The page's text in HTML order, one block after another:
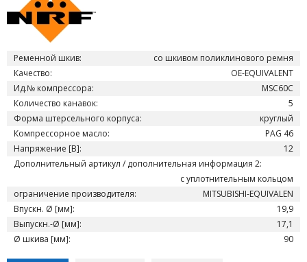
Ременной шкив:
со шкивом поликлинового ремня
Качество:
OE-EQUIVALENT
Ид.№ компрессора:
MSC60C
Количество канавок:
5
Форма штерсельного корпуса:
круглый
Компрессорное масло:
PAG 46
Напряжение [В]:
12
Дополнительный артикул / дополнительная информация 2:
с уплотнительным кольцом
ограничение производителя:
MITSUBISHI-EQUIVALEN
Впускн. Ø [мм]:
19,9
Выпускн.-Ø [мм]:
17,1
Ø шкива [мм]:
90